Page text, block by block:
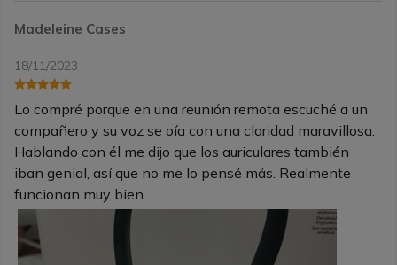
Madeleine Cases
18/11/2023
Lo compré porque en una reunión remota escuché a un
compañero y su voz se oía con una claridad maravillosa.
Hablando con él me dijo que los auriculares también
iban genial, así que no me lo pensé más. Realmente
funcionan muy bien.